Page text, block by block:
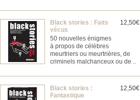
12,50€
Black stories : Faits
vécus
50 nouvelles énigmes
à propos de célèbres
meurtriers ou meurtrières, de
criminels malchanceux ou de ..
12,50€
Black stories :
Fantastique